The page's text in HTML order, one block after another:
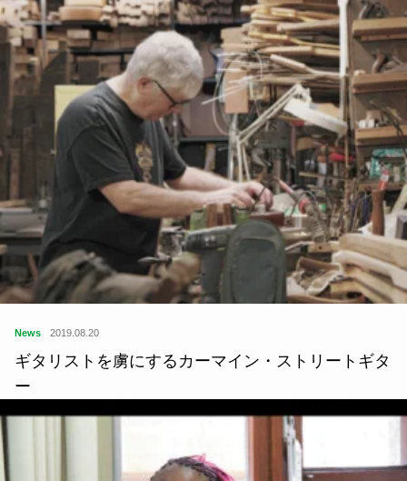
News 2019.08.20
ギタリストを虜にするカーマイン・ストリートギタ
ー